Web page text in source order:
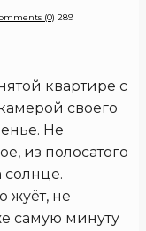
(0) 289
квартире с
своего
Не
из полосатого
солнце.
жуёт, не
самую минуту